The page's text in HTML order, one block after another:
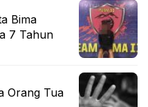
Bima
7 Tahun
Orang Tua